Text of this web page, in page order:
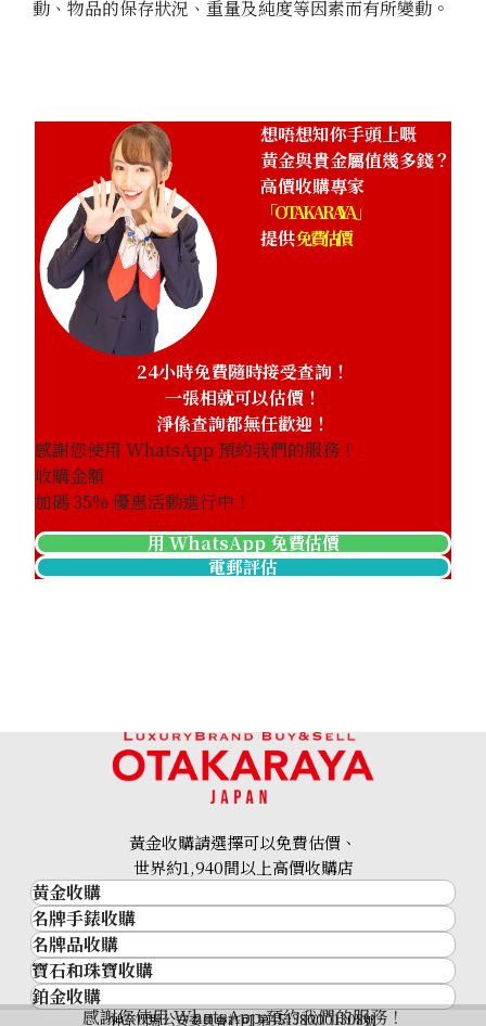
24K gold (K24) sake set
24k gold (K24) gold wire
HKD 42,053.1
動、物品的保存狀況、重量及純度等因素而有所變動。
想唔想知你手頭上嘅
黃金與貴金屬值幾多錢？
高價收購專家
「OTAKARAYA」
提供免費估價
24小時免費隨時接受查詢！
一張相就可以估價！
淨係查詢都無任歡迎！
感謝您使用 WhatsApp 預約我們的服務！
收購金額
加碼35% 優惠活動進行中！
用 WhatsApp 免費估價
電郵評估
感謝您使用 WhatsApp 預約我們的服務！
黃金收購請選擇可以免費估價、
世界約1,940間以上高價收購店
黃金收購
黃金･金條
金條
金幣及銀幣
過去十年黃金價格
名牌手錶收購
名牌手錶收購
勞力士 (Rolex)
Patek Philippe
名牌品收購
名牌品收購
HERMES
寶石和珠寶收購
寶石和珠寶
鉑金收購
神奈川縣公安委員會許可 第451380001308號